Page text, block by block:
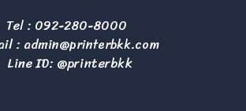
Tel : 092-280-8000
: admin@printerbkk.com
Line ID: @printerbkk